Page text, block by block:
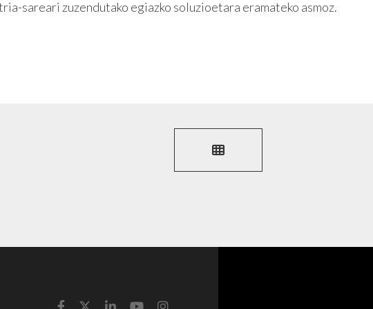
sareari zuzendutako egiazko soluzioetara eramateko asmoz.

    